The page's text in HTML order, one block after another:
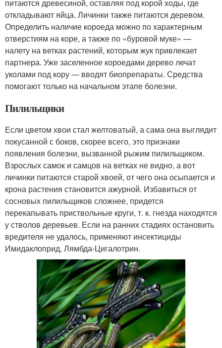
питаются древесиной, оставляя под корой ходы, где
откладывают яйца. Личинки также питаются деревом.
Определить наличие короеда можно по характерным
отверстиям на коре, а также по «буровой муке» —
налету на ветках растений, которым жук привлекает
партнера. Уже заселенное короедами дерево лечат
уколами под кору — вводят биопрепараты. Средства
помогают только на начальном этапе болезни.
Пилильщики
Если цветом хвои стал желтоватый, а сама она выглядит
покусанной с боков, скорее всего, это признаки
появления болезни, вызванной рыжим пилильщиком.
Взрослых самок и самцов на ветках не видно, а вот
личинки питаются старой хвоей, от чего она осыпается и
крона растения становится ажурной. Избавиться от
сосновых пилильщиков сложнее, придется
перекапывать приствольные круги, т. к. гнезда находятся
у стволов деревьев. Если на ранних стадиях остановить
вредителя не удалось, применяют инсектициды
Имидаклоприд, Лямбда-Цигалотрин.